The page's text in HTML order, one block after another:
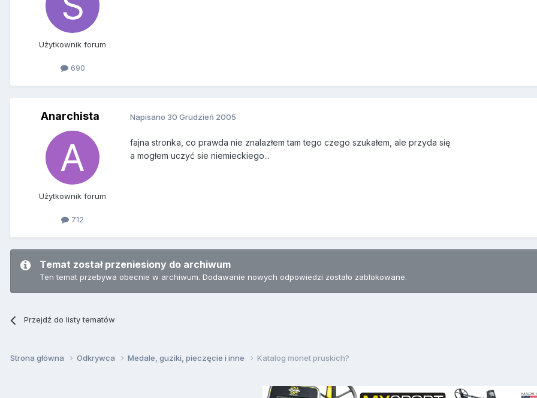
Użytkownik forum
690
Anarchista
Użytkownik forum
712
Napisano 30 Grudzień 2005
fajna stronka, co prawda nie znalazłem tam tego czego szukałem, ale przyda się
a mogłem uczyć sie niemieckiego...
Temat został przeniesiony do archiwum
Ten temat przebywa obecnie w archiwum. Dodawanie nowych odpowiedzi zostało zablokowane.
Przejdź do listy tematów
Strona główna Odkrywca Medale, guziki, pieczęcie i inne Katalog monet pruskich?